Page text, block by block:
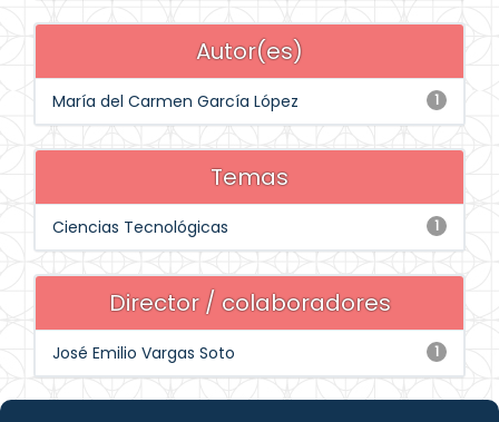
Autor(es)
1
María del Carmen García López
Temas
1
Ciencias Tecnológicas
Director / colaboradores
1
José Emilio Vargas Soto